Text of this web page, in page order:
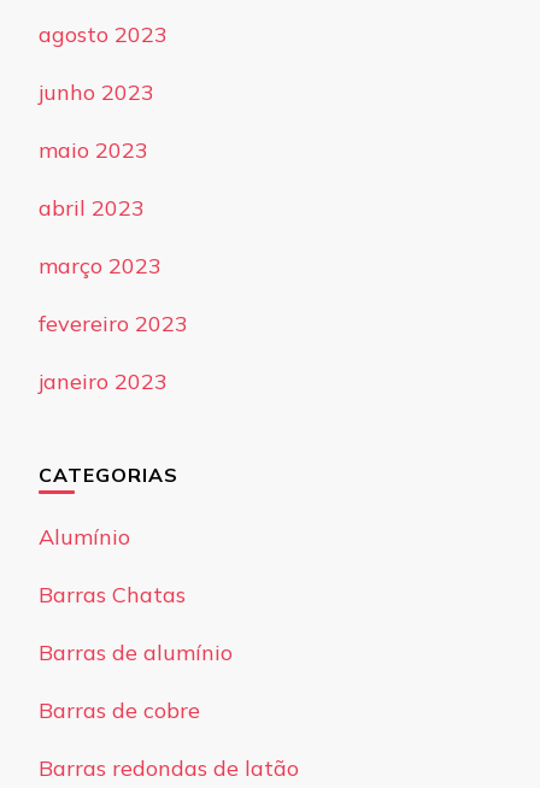
agosto 2023
junho 2023
maio 2023
abril 2023
março 2023
fevereiro 2023
janeiro 2023
CATEGORIAS
Alumínio
Barras Chatas
Barras de alumínio
Barras de cobre
Barras redondas de latão